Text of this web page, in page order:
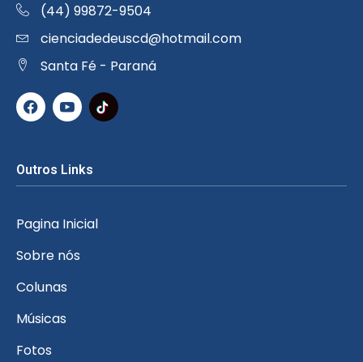
(44) 99872-9504
cienciadedeuscd@hotmail.com
Santa Fé - Paraná
Outros Links
Pagina Inicial
Sobre nós
Colunas
Músicas
Fotos